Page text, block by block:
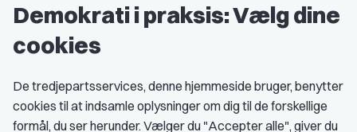
Grupper og kredse
Studenterorganisationer
Medlemskab
Demokrati i praksis: Vælg dine
cookies
De tredjepartsservices, denne hjemmeside bruger, benytter
cookies til at indsamle oplysninger om dig til de forskellige
formål, du ser herunder. Vælger du "Accepter alle", giver du